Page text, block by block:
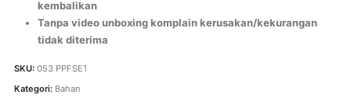
kembalikan
Tanpa video unboxing komplain kerusakan/kekurangan
tidak diterima
SKU: 053 PPFSE1
Kategori: Bahan